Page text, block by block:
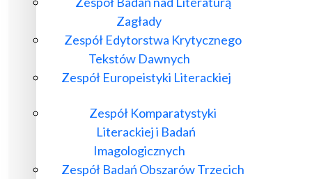
Zagłady
Zespół Edytorstwa Krytycznego
Tekstów Dawnych
Zespół Europeistyki Literackiej
Zespół Komparatystyki
Literackiej i Badań
Imagologicznych
Zespół Badań Obszarów Trzecich